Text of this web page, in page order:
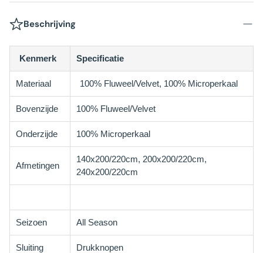
Beschrijving
Kenmerk Specificatie
Materiaal 100% Fluweel/Velvet, 100% Microperkaal
Bovenzijde 100% Fluweel/Velvet
Onderzijde 100% Microperkaal
Afmetingen
140x200/220cm, 200x200/220cm,
240x200/220cm
Seizoen All Season
Sluiting Drukknopen